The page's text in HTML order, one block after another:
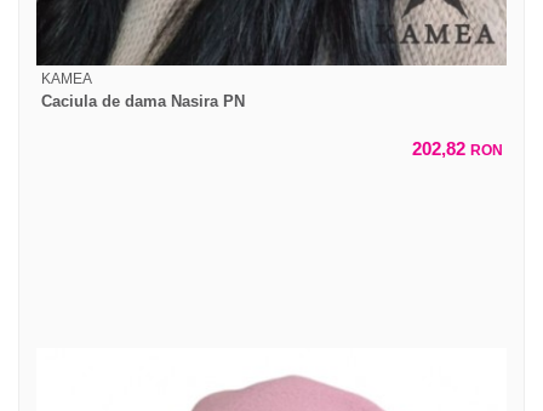
KAMEA
Caciula de dama Nasira PN
202,82 RON